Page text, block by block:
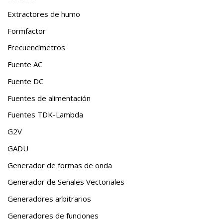
Extractores de humo
Formfactor
Frecuencímetros
Fuente AC
Fuente DC
Fuentes de alimentación
Fuentes TDK-Lambda
G2V
GADU
Generador de formas de onda
Generador de Señales Vectoriales
Generadores arbitrarios
Generadores de funciones